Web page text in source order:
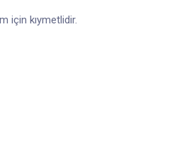
için kıymetlidir.